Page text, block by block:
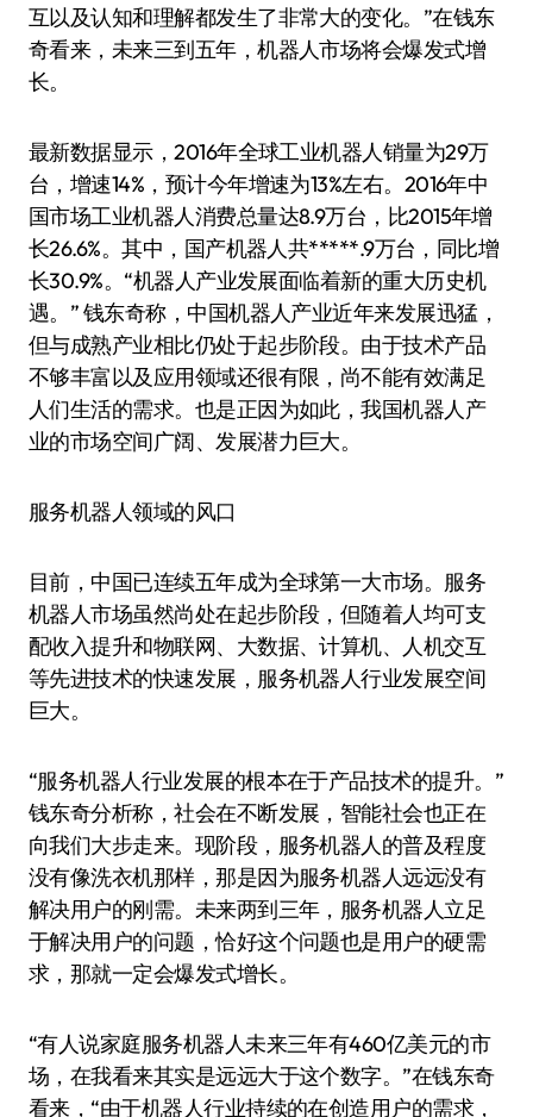
互以及认知和理解都发生了非常大的变化。”在钱东
奇看来，未来三到五年，机器人市场将会爆发式增
长。
最新数据显示，2016年全球工业机器人销量为29万
台，增速14%，预计今年增速为13%左右。2016年中
国市场工业机器人消费总量达8.9万台，比2015年增
长26.6%。其中，国产机器人共*****.9万台，同比增
长30.9%。“机器人产业发展面临着新的重大历史机
遇。” 钱东奇称，中国机器人产业近年来发展迅猛，
但与成熟产业相比仍处于起步阶段。由于技术产品
不够丰富以及应用领域还很有限，尚不能有效满足
人们生活的需求。也是正因为如此，我国机器人产
业的市场空间广阔、发展潜力巨大。
服务机器人领域的风口
目前，中国已连续五年成为全球第一大市场。服务
机器人市场虽然尚处在起步阶段，但随着人均可支
配收入提升和物联网、大数据、计算机、人机交互
等先进技术的快速发展，服务机器人行业发展空间
巨大。
“服务机器人行业发展的根本在于产品技术的提升。”
钱东奇分析称，社会在不断发展，智能社会也正在
向我们大步走来。现阶段，服务机器人的普及程度
没有像洗衣机那样，那是因为服务机器人远远没有
解决用户的刚需。未来两到三年，服务机器人立足
于解决用户的问题，恰好这个问题也是用户的硬需
求，那就一定会爆发式增长。
“有人说家庭服务机器人未来三年有460亿美元的市
场，在我看来其实是远远大于这个数字。”在钱东奇
看来，“由于机器人行业持续的在创造用户的需求，